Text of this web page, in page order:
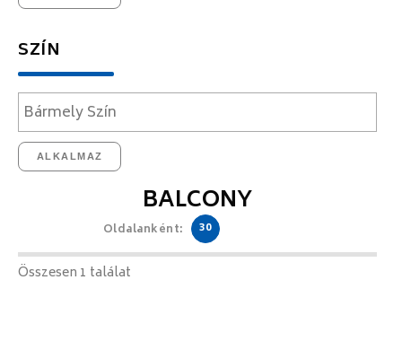
SZÍN
ALKALMAZ
BALCONY
Oldalanként: 30
Összesen 1 találat